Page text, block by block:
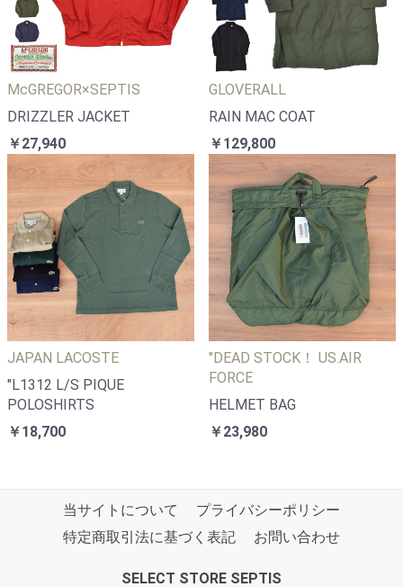
McGREGOR×SEPTIS
DRIZZLER JACKET
￥27,940
GLOVERALL
RAIN MAC COAT
￥129,800
JAPAN LACOSTE
"L1312 L/S PIQUE
POLOSHIRTS
￥18,700
"DEAD STOCK！ US.AIR
FORCE
HELMET BAG
￥23,980
当サイトについて
プライバシーポリシー
特定商取引法に基づく表記
お問い合わせ
SELECT STORE SEPTIS